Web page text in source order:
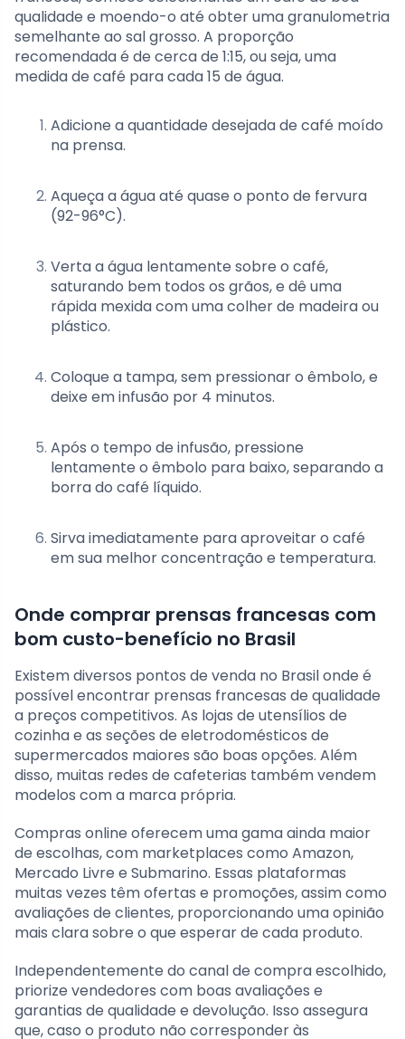
qualidade e moendo-o até obter uma granulometria
semelhante ao sal grosso. A proporção
recomendada é de cerca de 1:15, ou seja, uma
medida de café para cada 15 de água.
Adicione a quantidade desejada de café moído
na prensa.
Aqueça a água até quase o ponto de fervura
(92-96°C).
Verta a água lentamente sobre o café,
saturando bem todos os grãos, e dê uma
rápida mexida com uma colher de madeira ou
plástico.
Coloque a tampa, sem pressionar o êmbolo, e
deixe em infusão por 4 minutos.
Após o tempo de infusão, pressione
lentamente o êmbolo para baixo, separando a
borra do café líquido.
Sirva imediatamente para aproveitar o café
em sua melhor concentração e temperatura.
Onde comprar prensas francesas com
bom custo-benefício no Brasil
Existem diversos pontos de venda no Brasil onde é
possível encontrar prensas francesas de qualidade
a preços competitivos. As lojas de utensílios de
cozinha e as seções de eletrodomésticos de
supermercados maiores são boas opções. Além
disso, muitas redes de cafeterias também vendem
modelos com a marca própria.
Compras online oferecem uma gama ainda maior
de escolhas, com marketplaces como Amazon,
Mercado Livre e Submarino. Essas plataformas
muitas vezes têm ofertas e promoções, assim como
avaliações de clientes, proporcionando uma opinião
mais clara sobre o que esperar de cada produto.
Independentemente do canal de compra escolhido,
priorize vendedores com boas avaliações e
garantias de qualidade e devolução. Isso assegura
que, caso o produto não corresponder às